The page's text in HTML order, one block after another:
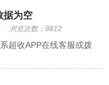
据为空
浏览次数：8812
超收APP在线客服或拨